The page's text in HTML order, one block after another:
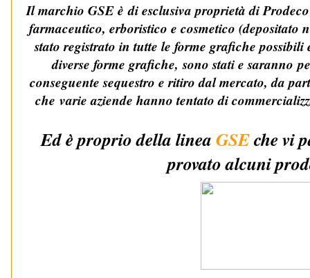
Il marchio GSE è di esclusiva proprietà di
farmaceutico, erboristico e cosmetico (depositato
stato registrato in tutte le forme grafiche
diverse forme grafiche,sono stati e saranno
conseguente sequestro e ritiro dal mercato, da
che varie aziende hanno tentato di
Ed è proprio della lineaGSEche vi
provato alcuni